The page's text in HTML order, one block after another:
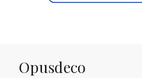
Оpusdeco